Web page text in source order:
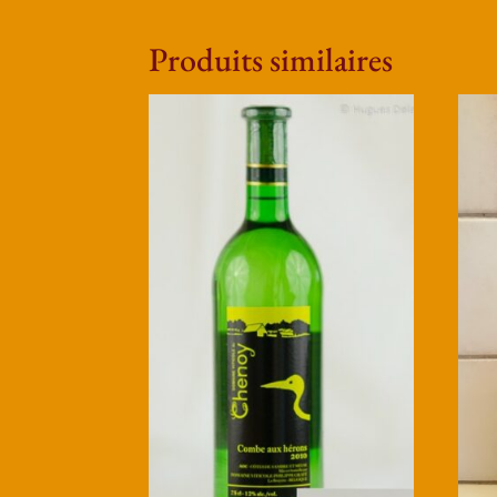
Produits similaires